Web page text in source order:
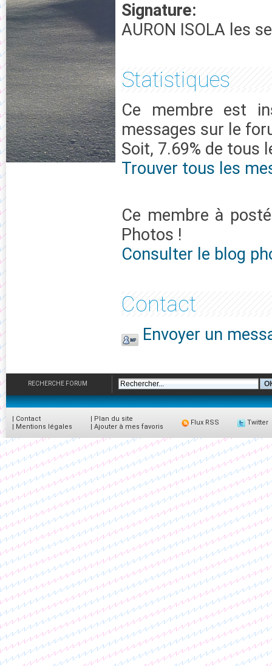
Signature:
AURON ISOLA les
Statistiques
Ce membre est
messages sur le
Soit, 7.69% de tous
Trouver tous les
Ce membre à
Photos !
Consulter le blog
Contact
Envoyer un
RECHERCHE FORUM
| Contact
| Mentions légales
| Plan du site
| Ajouter à mes favoris
Flux RSS Twitter